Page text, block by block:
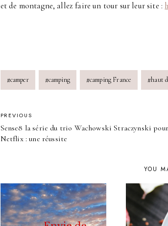
et de montagne, allez faire un tour sur leur site :
Post
Tags:
#camper #camping #camping France #haut
POST
NAVIGATION
PREVIOUS
Sense8 la série du trio Wachowski Straczynski pour
Netflix : une réussite
YOU